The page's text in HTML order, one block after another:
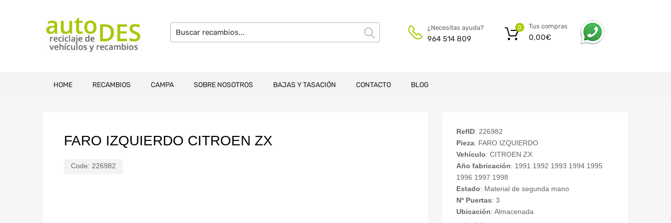
¿Necesitas ayuda?
964 514 809
Tus compras
0,00€
0
HOME RECAMBIOS CAMPA SOBRE NOSOTROS BAJAS Y TASACIÓN CONTACTO BLOG
FARO IZQUIERDO CITROEN ZX
Code: 226982
RefID: 226982
Pieza: FARO IZQUIERDO
Vehículo: CITROEN ZX
Año fabricación: 1991 1992 1993 1994 1995
1996 1997 1998
Estado: Material de segunda mano
Nº Puertas: 3
Ubicación: Almacenada